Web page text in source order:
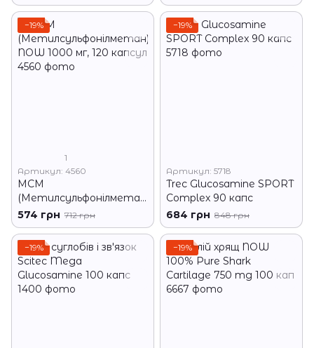
−19%
1
Артикул: 4560
МСМ
(Метилсульфонілметан
) NOW 1000 мг, 120
капсул
574 грн 712 грн
−19%
Артикул: 5718
Trec Glucosamine SPORT
Complex 90 капс
684 грн 848 грн
−19% −19%